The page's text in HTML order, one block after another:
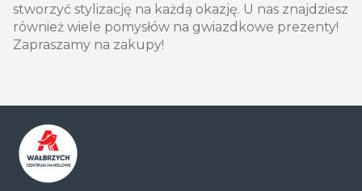
stworzyć stylizację na każdą okazję. U nas znajdziesz
również wiele pomysłów na gwiazdkowe prezenty!
Zapraszamy na zakupy!